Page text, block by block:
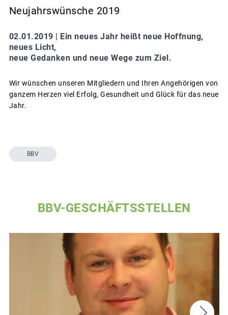
Neujahrswünsche 2019
02.01.2019 | Ein neues Jahr heißt neue Hoffnung,
neues Licht,
neue Gedanken und neue Wege zum Ziel.
Wir wünschen unseren Mitgliedern und Ihren Angehörigen von
ganzem Herzen viel Erfolg, Gesundheit und Glück für das neue
Jahr.
BBV
BBV-GESCHÄFTSSTELLEN